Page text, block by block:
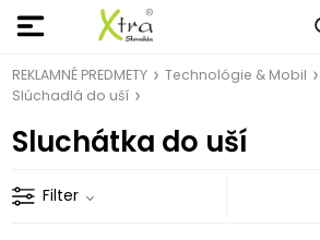
REKLAMNÉ PREDMETY Technológie & Mobil
Slúchadlá do uší
Sluchátka do uší
Filter